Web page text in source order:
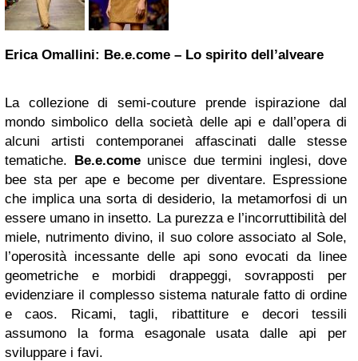
Erica Omallini: Be.e.come – Lo spirito dell’alveare
La collezione di semi-couture prende ispirazione dal
mondo simbolico della società delle api e dall’opera di
alcuni artisti contemporanei affascinati dalle stesse
tematiche. Be.e.comeunisce due termini inglesi, dove
bee sta per ape e become per diventare. Espressione
che implica una sorta di desiderio, la metamorfosi di un
essere umano in insetto. La purezza e l’incorruttibilità del
miele, nutrimento divino, il suo colore associato al Sole,
l’operosità incessante delle api sono evocati da linee
geometriche e morbidi drappeggi, sovrapposti per
evidenziare il complesso sistema naturale fatto di ordine
e caos. Ricami, tagli, ribattiture e decori tessili
assumono la forma esagonale usata dalle api per
sviluppare i favi.